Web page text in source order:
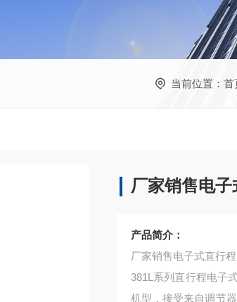
当前位置： 首
厂家销售电
产品简介：
厂家销售电子式直行
381L系列直行程电子
机型，接受来自调节